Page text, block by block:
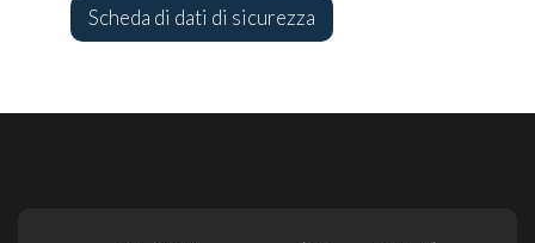
Scheda di dati di sicurezza